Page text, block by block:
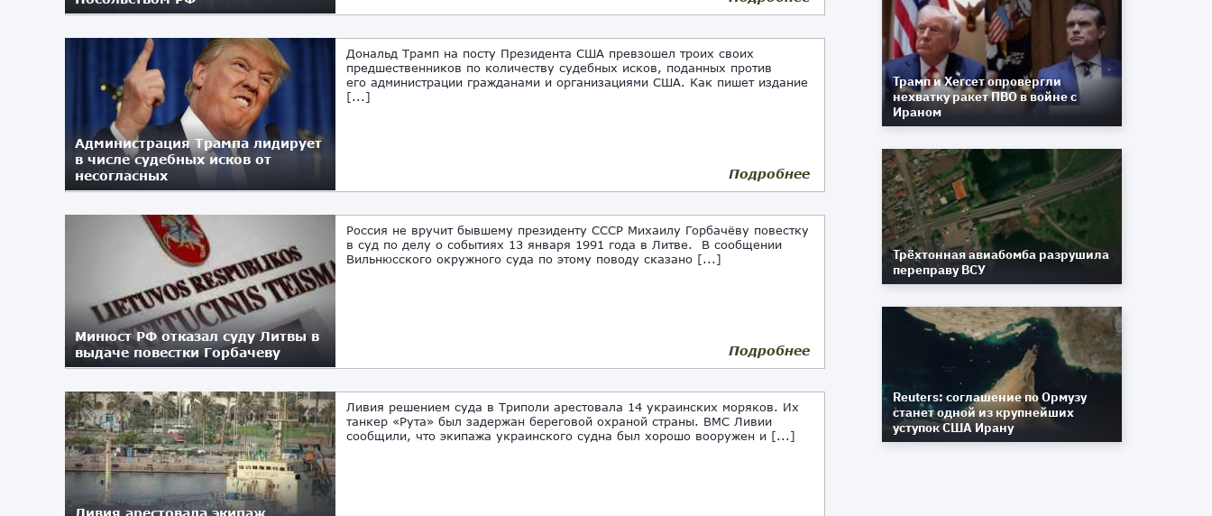
Администрация Трампа лидирует
в числе судебных исков от
несогласных
Дональд Трамп на посту Президента США превзошел троих своих
предшественников по количеству судебных исков, поданных против
его администрации гражданами и организациями США. Как пишет издание
[...]
06.05.2017 Подробнее
Минюст РФ отказал суду Литвы в
выдаче повестки Горбачеву
Россия не вручит бывшему президенту СССР Михаилу Горбачёву повестку
в суд по делу о событиях 13 января 1991 года в Литве. В сообщении
Вильнюсского окружного суда по этому поводу сказано [...]
02.05.2017 Подробнее
Ливия арестовала экипаж
Ливия решением суда в Триполи арестовала 14 украинских моряков. Их
танкер «Рута» был задержан береговой охраной страны. ВМС Ливии
сообщили, что экипажа украинского судна был хорошо вооружен и [...]
Трамп и Хегсет опровергли
нехватку ракет ПВО в войне с
Ираном
Трёхтонная авиабомба разрушила
переправу ВСУ
Reuters: соглашение по Ормузу
станет одной из крупнейших
уступок США Ирану